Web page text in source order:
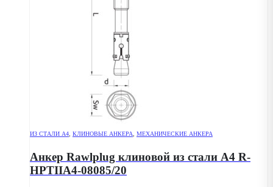
ИЗ СТАЛИ А4, КЛИНОВЫЕ АНКЕРА, МЕХАНИЧЕСКИЕ АНКЕРА
Анкер Rawlplug клиновой из стали А4 R-
HPTIIA4-08085/20